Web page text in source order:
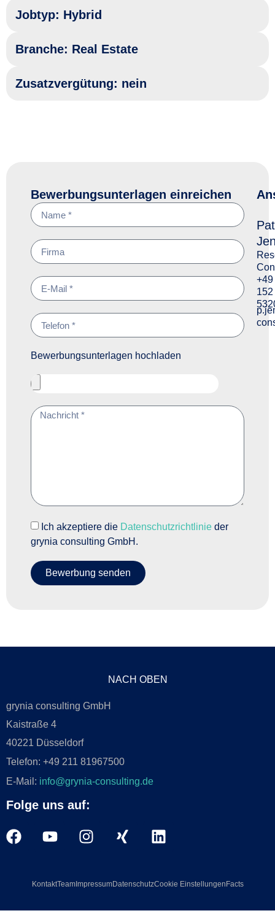
Jobtyp: Hybrid
Branche: Real Estate
Zusatzvergütung: nein
Bewerbungsunterlagen einreichen
Bewerbungsunterlagen hochladen
Ich akzeptiere die Datenschutzrichtlinie der
grynia consulting GmbH.
Bewerbung senden
+49
152
NACH OBEN
grynia consulting GmbH
Kaistraße 4
40221 Düsseldorf
Telefon: +49 211 81967500
E-Mail: info@grynia-consulting.de
Folge uns auf:
KontaktTeamImpressumDatenschutzCookie Einstellungen Facts